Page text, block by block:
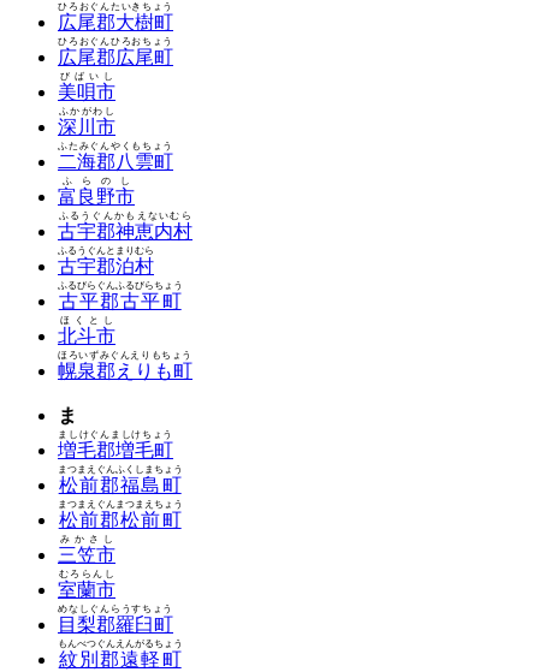
広尾郡大樹町
ひろおぐんたいきちょう
広尾郡広尾町
ひろおぐんひろおちょう
美唄市
びばいし
深川市
ふかがわし
二海郡八雲町
ふたみぐんやくもちょう
富良野市
ふらのし
古宇郡神恵内村
ふるうぐんかもえないむら
古宇郡泊村
ふるうぐんとまりむら
古平郡古平町
ふるびらぐんふるびらちょう
北斗市
ほくとし
幌泉郡えりも町
ほろいずみぐんえりもちょう
ま
増毛郡増毛町
ましけぐんましけちょう
松前郡福島町
まつまえぐんふくしまちょう
松前郡松前町
まつまえぐんまつまえちょう
三笠市
みかさし
室蘭市
むろらんし
目梨郡羅臼町
めなしぐんらうすちょう
紋別郡遠軽町
もんべつぐんえんがるちょう